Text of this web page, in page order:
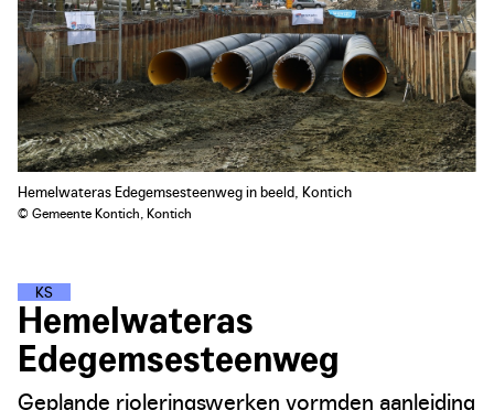
Hemelwateras Edegemsesteenweg in beeld, Kontich
© Gemeente Kontich, Kontich
KL
IM
A
A
T
S
Hemelwateras
Edegemsesteenweg
Geplande rioleringswerken vormden aanleiding